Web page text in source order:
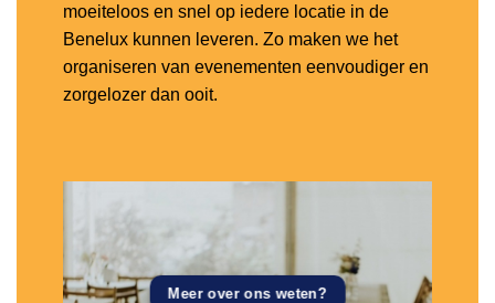
moeiteloos en snel op iedere locatie in de
Benelux kunnen leveren. Zo maken we het
organiseren van evenementen eenvoudiger en
zorgelozer dan ooit.
Meer over ons weten?